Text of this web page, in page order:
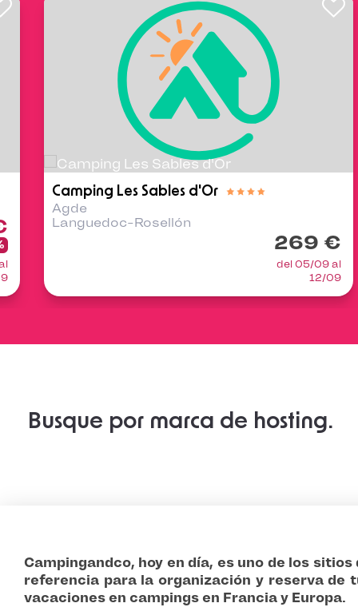
Camping Les Sables d'Or
Agde
Languedoc-Rosellón
269 €
del 05/09 al
12/09
Busque por marca de hosting.
Campingandco, hoy en día, es uno de los sitios
referencia para la organización y reserva de
vacaciones en campings en Francia y Europa.